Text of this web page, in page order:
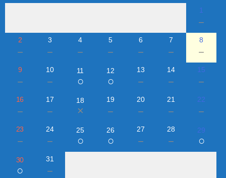
1
－
2
－
3
－
4
－
5
－
6
－
7
－
8
－
9
－
10
－
11
○
12
○
13
－
14
－
15
－
16
－
17
－
18
×
19
－
20
－
21
－
22
－
23
－
24
－
25
○
26
○
27
－
28
－
29
○
30
○
31
－